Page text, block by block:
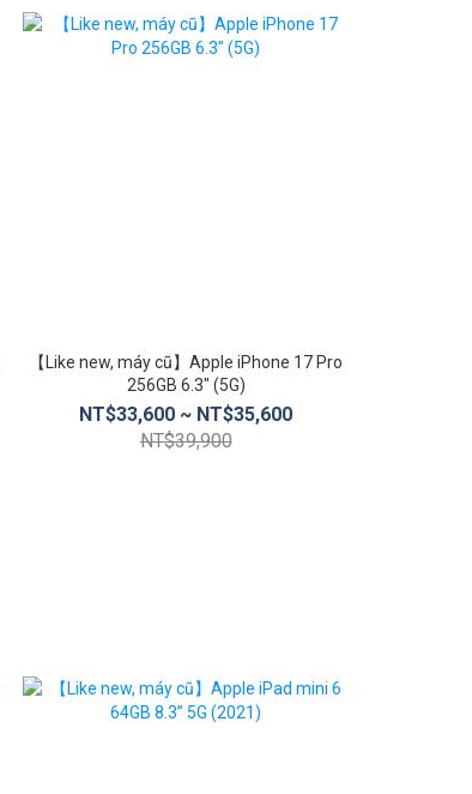
【Like new, máy cũ】Apple iPhone 17 Pro
256GB 6.3″ (5G)
NT$33,600 ~ NT$35,600
NT$39,900